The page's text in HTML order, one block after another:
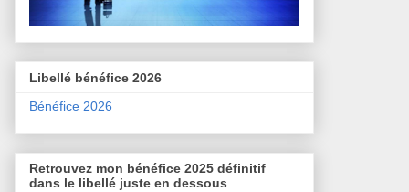
Libellé bénéfice 2026
Bénéfice 2026
Retrouvez mon bénéfice 2025 définitif
dans le libellé juste en dessous